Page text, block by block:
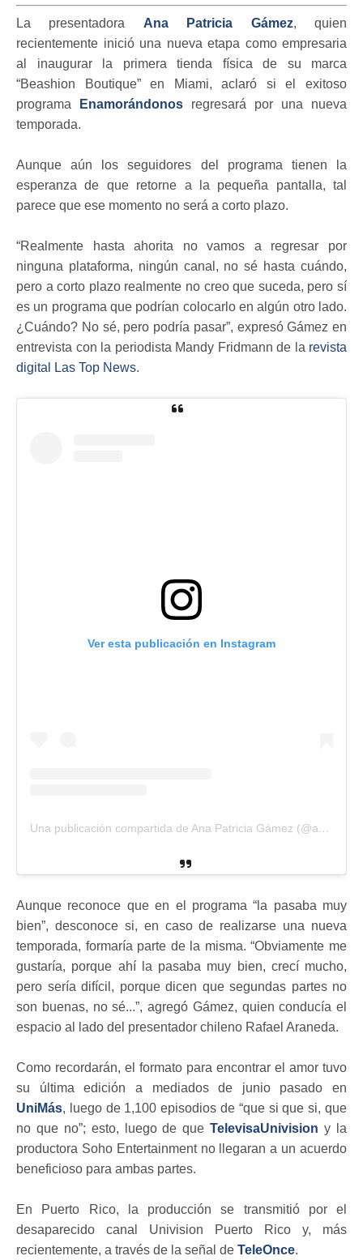
La presentadora Ana Patricia Gámez, quien
recientemente inició una nueva etapa como empresaria
al inaugurar la primera tienda física de su marca
“Beashion Boutique” en Miami, aclaró si el exitoso
programa
Enamorándonos regresará por una nueva
temporada.
Aunque aún los seguidores del programa tienen la
esperanza de que retorne a la pequeña pantalla, tal
parece que ese momento no será a corto plazo.
“Realmente hasta ahorita no vamos a regresar por
ninguna plataforma, ningún canal, no sé hasta cuándo,
pero a corto plazo realmente no creo que suceda, pero sí
es un programa que podrían colocarlo en algún otro lado.
¿Cuándo? No sé, pero podría pasar”, expresó Gámez en
entrevista con la periodista Mandy Fridmann de la revista
digital Las Top News.
Ver esta publicación en Instagram
Una publicación compartida de Ana Patricia Gámez (@anapatriciatv)
Aunque reconoce que en el programa “la pasaba muy
bien”, desconoce si, en caso de realizarse una nueva
temporada, formaría parte de la misma. “Obviamente me
gustaría, porque ahí la pasaba muy bien, crecí mucho,
pero sería difícil, porque dicen que segundas partes no
son buenas, no sé...”, agregó Gámez, quien conducía el
espacio al lado del presentador chileno Rafael Araneda.
Como recordarán, el formato para encontrar el amor tuvo
su última edición a mediados de junio pasado en
UniMás, luego de 1,100 episodios de “que si que si, que
no que no”; esto, luego de queTelevisaUnivision y la
productora Soho Entertainment no llegaran a un acuerdo
beneficioso para ambas partes.
En Puerto Rico, la producción se transmitió por el
desaparecido canal Univision Puerto Rico y, más
recientemente, a través de la señal de TeleOnce.